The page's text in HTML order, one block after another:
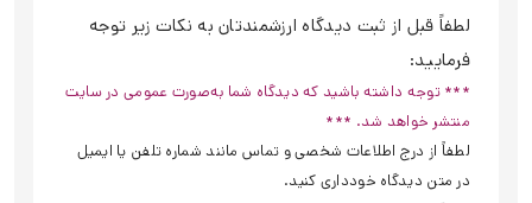
لطفاً قبل از ثبت دیدگاه ارزشمندتان به نکات زیر توجه
فرمایید:
*** توجه داشته باشید که دیدگاه شما به‌صورت عمومی در سایت
منتشر خواهد شد. ***
لطفاً از درج اطلاعات شخصی و تماس مانند شماره تلفن یا ایمیل
در متن دیدگاه خودداری کنید.